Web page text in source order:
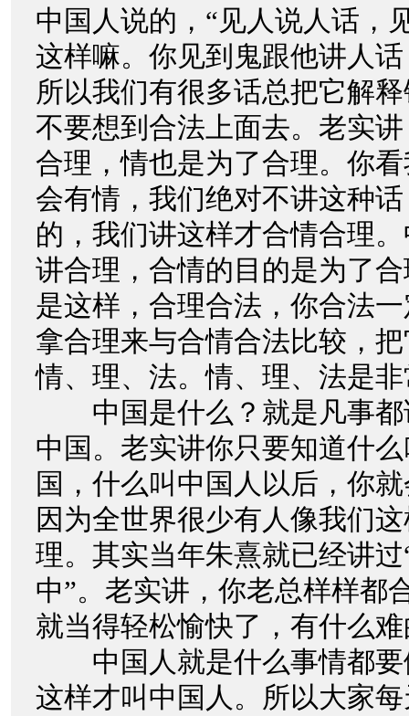
中国人说的，“见人说人话，
这样嘛。你见到鬼跟他讲人
所以我们有很多话总把它解
不要想到合法上面去。老实
合理，情也是为了合理。你
会有情，我们绝对不讲这种
的，我们讲这样才合情合理
讲合理，合情的目的是为了
是这样，合理合法，你合法
拿合理来与合情合法比较，
情、理、法。情、理、法是
中国是什么？就是凡事都
中国。老实讲你只要知道什
国，什么叫中国人以后，你
因为全世界很少有人像我们
理。其实当年朱熹就已经讲
中”。老实讲，你老总样样都
就当得轻松愉快了，有什么
中国人就是什么事情都要
这样才叫中国人。所以大家